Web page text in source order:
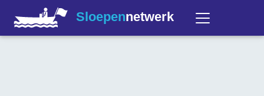
Sloepennetwerk